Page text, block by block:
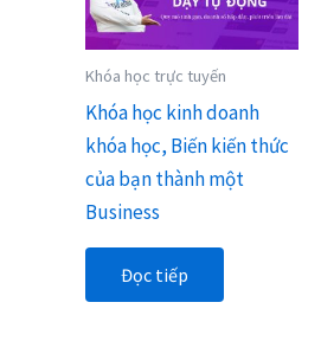
Khóa học trực tuyến
Khóa học kinh doanh
khóa học, Biến kiến thức
của bạn thành một
Business
Đọc tiếp